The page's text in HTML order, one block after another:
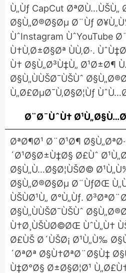
Ù„Ùƒ CapCut ØªØ­Ù…ÙŠÙ„
Ø§Ù„Ø®Ø§Øµ Ø¨Ùƒ
ÙˆInstagram ÙˆYouTube
Ù†Ù‚Ø±Ø§Øª ÙÙ‚Ø·.
Ù† Ø§Ù„Ø³Ù‡Ù„ Ø¹Ø±Ø¶
Ø§Ù„ÙÙŠØ¯ÙŠÙˆ
Ù„Ø£ØµØ¯Ù‚Ø§Ø¦Ùƒ
Ø¨Ø¯ÙˆÙ†
ØªØ¶Ø¹ Ø¨Ø¹Ø¶
´Ø¹Ø§Ø±Ù‡Ø§ Ø£Ùˆ
Ø§Ù„Ù…Ø§Ø¦ÙŠØ©
Ø§Ù„Ø®Ø§Øµ Ø¨ÙƒØŒ
ÙŠÙØ¹Ù„ Ø°Ù„Ùƒ.
Ø§Ù„ÙÙŠØ¯ÙŠÙˆ
Ù†Ø¸ÙŠÙØ©ØŒ ÙˆÙ„Ù†
Ø£ÙŠ Ø´ÙŠØ¡ Ø¹Ù„Ù‰
´ØªØª Ø§Ù†ØªØ¨Ø§Ù‡
Ù‡Ø°Ø§ Ø±Ø§Ø¦Ø¹